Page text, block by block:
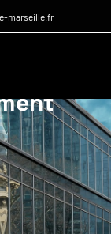
marseille.fr
de